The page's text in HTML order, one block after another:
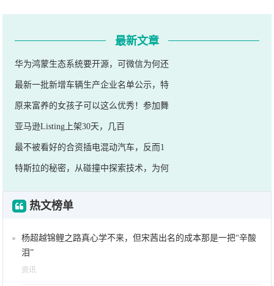
最新文章
华为鸿蒙生态系统要开源，可微信为何还
最新一批新增车辆生产企业名单公示，特
原来富养的女孩子可以这么优秀！参加舞
亚马逊Listing上架30天，几百
最不被看好的合资插电混动汽车，反而1
特斯拉的秘密，从碰撞中探索技术，为何
热文榜单
杨超越锦鲤之路真心学不来，但宋茜出名的成本那是一把“辛酸
泪”
资讯